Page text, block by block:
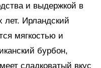
и выдержкой в
лет. Ирландский
мягкостью и
бурбон,
сладковатый вкус